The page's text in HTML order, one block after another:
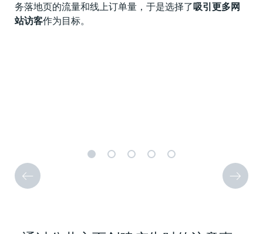
务落地页的流量和线上订单量，于是选择了 吸引 更多网
站访客作为目标。